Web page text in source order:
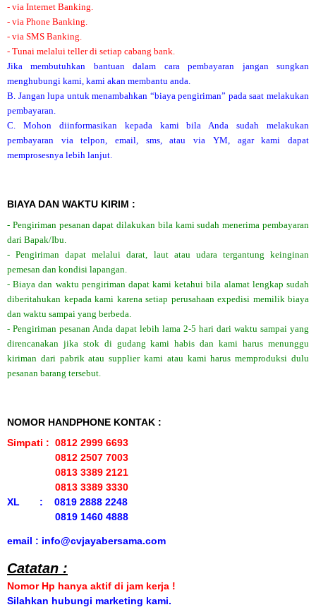
- via Internet Banking.
- via Phone Banking.
- via SMS Banking.
- Tunai melalui teller di setiap cabang bank.
Jika membutuhkan bantuan dalam cara pembayaran jangan sungkan
menghubungi kami, kami akan membantu anda.
B. Jangan lupa untuk menambahkan “biaya pengiriman” pada saat melakukan
pembayaran.
C. Mohon diinformasikan kepada kami bila Anda sudah melakukan
pembayaran via telpon, email, sms, atau via YM, agar kami dapat
memprosesnya lebih lanjut.
BIAYA DAN WAKTU KIRIM :
- Pengiriman pesanan dapat dilakukan bila kami sudah menerima pembayaran
dari Bapak/Ibu.
- Pengiriman dapat melalui darat, laut atau udara tergantung keinginan
pemesan dan kondisi lapangan.
- Biaya dan waktu pengiriman dapat kami ketahui bila alamat lengkap sudah
diberitahukan kepada kami karena setiap perusahaan expedisi memilik biaya
dan waktu sampai yang berbeda.
- Pengiriman pesanan Anda dapat lebih lama 2-5 hari dari waktu sampai yang
direncanakan jika stok di gudang kami habis dan kami harus menunggu
kiriman dari pabrik atau supplier kami atau kami harus memproduksi dulu
pesanan barang tersebut.
NOMOR HANDPHONE KONTAK :
Simpati : 0812 2999 6693
0812 2507 7003
0813 3389 2121
0813 3389 3330
XL : 0819 2888 2248
0819 1460 4888
email : info@cvjayabersama.com
Catatan :
Nomor Hp hanya aktif di jam kerja !
Silahkan hubungi marketing kami.